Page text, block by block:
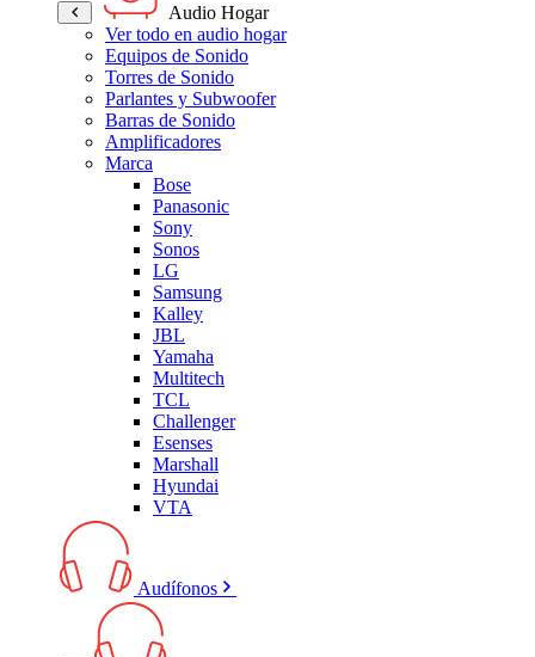
Audio Hogar
Ver todo en audio hogar
Equipos de Sonido
Torres de Sonido
Parlantes y Subwoofer
Barras de Sonido
Amplificadores
Marca
Bose
Panasonic
Sony
Sonos
LG
Samsung
Kalley
JBL
Yamaha
Multitech
TCL
Challenger
Esenses
Marshall
Hyundai
VTA
Audífonos